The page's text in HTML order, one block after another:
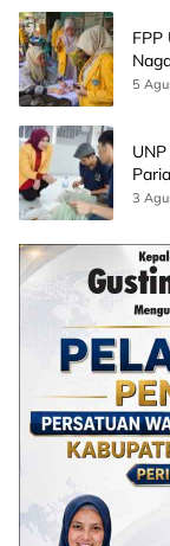
FPP
5
AI
3